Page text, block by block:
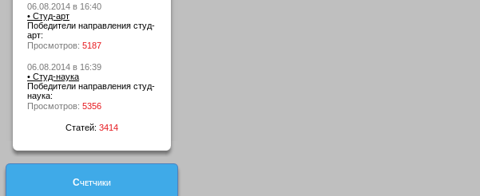
06.08.2014 в 16:40
• Студ-арт
Победители направления студ-
арт:
Просмотров: 5187
06.08.2014 в 16:39
• Студ-наука
Победители направления студ-
наука:
Просмотров: 5356
Статей: 3414
Счетчики